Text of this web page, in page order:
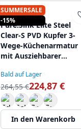
SUMMERSALE
-15%
PURE.SINK
Pure.Sink Elite Steel
Clear-S PVD Kupfer 3-
Wege-Küchenarmatur
mit Ausziehbarer
Wasser PS8120-62
Bald auf Lager
264,55 €224,87 €
In den Warenkorb